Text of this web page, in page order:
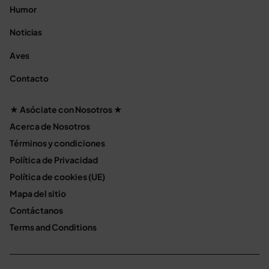
Humor
Noticias
Aves
Contacto
★ Asóciate con Nosotros ★
Acerca de Nosotros
Términos y condiciones
Política de Privacidad
Política de cookies (UE)
Mapa del sitio
Contáctanos
Terms and Conditions